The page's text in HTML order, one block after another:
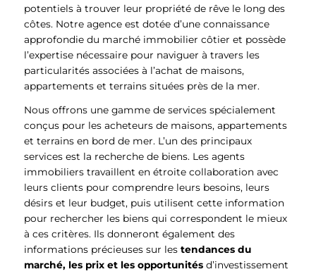
potentiels à trouver leur propriété de rêve le long des
côtes. Notre agence est dotée d’une connaissance
approfondie du marché immobilier côtier et possède
l’expertise nécessaire pour naviguer à travers les
particularités associées à l’achat de maisons,
appartements et terrains situées près de la mer.
Nous offrons une gamme de services spécialement
conçus pour les acheteurs de maisons, appartements
et terrains en bord de mer. L’un des principaux
services est la recherche de biens. Les agents
immobiliers travaillent en étroite collaboration avec
leurs clients pour comprendre leurs besoins, leurs
désirs et leur budget, puis utilisent cette information
pour rechercher les biens qui correspondent le mieux
à ces critères. Ils donneront également des
informations précieuses sur les tendances du
marché, les prix et les opportunitésd’investissement